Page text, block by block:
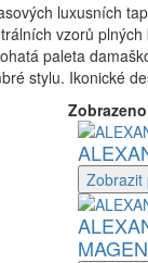
luxusních
vzorů
paleta
stylu. Ikonické
Zobrazit